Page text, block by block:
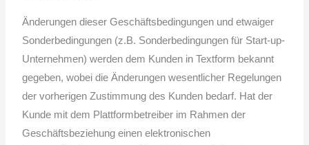
Änderungen dieser Geschäftsbedingungen und etwaiger
Sonderbedingungen (z.B. Sonderbedingungen für Start-up-
Unternehmen) werden dem Kunden in Textform bekannt
gegeben, wobei die Änderungen wesentlicher Regelungen
der vorherigen Zustimmung des Kunden bedarf. Hat der
Kunde mit dem Plattformbetreiber im Rahmen der
Geschäftsbeziehung einen elektronischen